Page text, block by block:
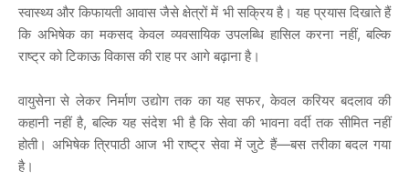
स्वास्थ्य और किफायती आवास जैसे क्षेत्रों में भी सक्रिय है। यह प्रयास दिखाते हैं
कि अभिषेक का मकसद केवल व्यवसायिक उपलब्धि हासिल करना नहीं, बल्कि
राष्ट्र को टिकाऊ विकास की राह पर आगे बढ़ाना है।
वायुसेना से लेकर निर्माण उद्योग तक का यह सफर, केवल करियर बदलाव की
कहानी नहीं है, बल्कि यह संदेश भी है कि सेवा की भावना वर्दी तक सीमित नहीं
होती। अभिषेक त्रिपाठी आज भी राष्ट्र सेवा में जुटे हैं—बस तरीका बदल गया
है।